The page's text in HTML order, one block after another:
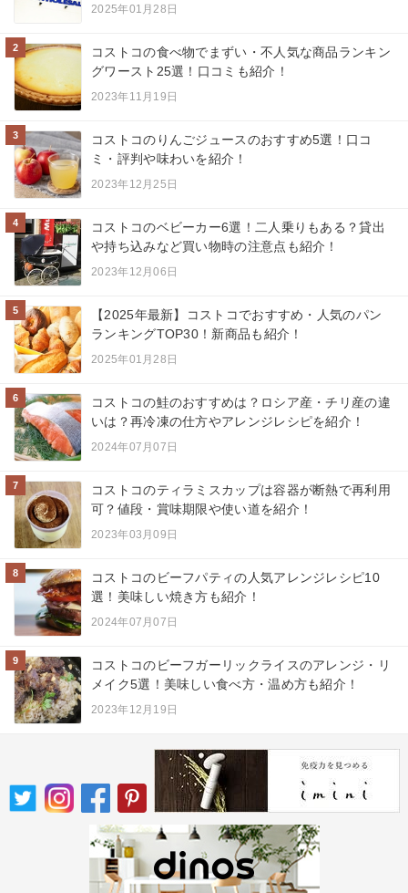
2025年01月28日
2
コストコの食べ物でまずい・不人気な商品ランキン
グワースト25選！口コミも紹介！
2023年11月19日
3
コストコのりんごジュースのおすすめ5選！口コ
ミ・評判や味わいを紹介！
2023年12月25日
4
コストコのベビーカー6選！二人乗りもある？貸出
や持ち込みなど買い物時の注意点も紹介！
2023年12月06日
5
【2025年最新】コストコでおすすめ・人気のパン
ランキングTOP30！新商品も紹介！
2025年01月28日
6
コストコの鮭のおすすめは？ロシア産・チリ産の違
いは？再冷凍の仕方やアレンジレシピを紹介！
2024年07月07日
7
コストコのティラミスカップは容器が断熱で再利用
可？値段・賞味期限や使い道を紹介！
2023年03月09日
8
コストコのビーフパティの人気アレンジレシピ10
選！美味しい焼き方も紹介！
2024年07月07日
9
コストコのビーフガーリックライスのアレンジ・リ
メイク5選！美味しい食べ方・温め方も紹介！
2023年12月19日